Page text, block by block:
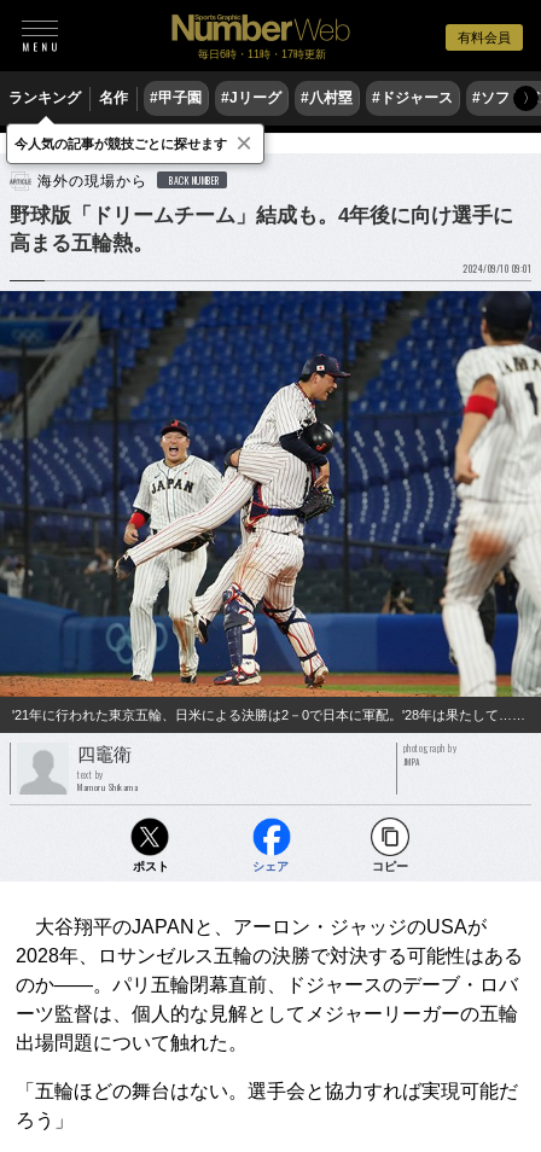
有料会員
毎日6時・11時・17時更新
ランキング 名作 #甲子園 #Jリーグ #八村塁 #ドジャース #ソフト〉
野球 MLB
海外の現場から BACK NUMBER
野球版「ドリームチーム」結成も。4年後に向け選手に
高まる五輪熱。
2024/09/10 09:01
'21年に行われた東京五輪、日米による決勝は2－0で日本に軍配。'28年は果たして……
四竈衛
text by
Mamoru Shikama
photograph by
JMPA
ポスト シェア コピー
大谷翔平のJAPANと、アーロン・ジャッジのUSAが
2028年、ロサンゼルス五輪の決勝で対決する可能性はある
のか――。パリ五輪閉幕直前、ドジャースのデーブ・ロバ
ーツ監督は、個人的な見解としてメジャーリーガーの五輪
出場問題について触れた。
「五輪ほどの舞台はない。選手会と協力すれば実現可能だ
ろう」
今人気の記事が競技ごとに探せます ×